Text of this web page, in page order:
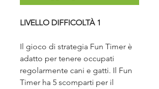
LIVELLO DIFFICOLTÀ 1
Il gioco di strategia Fun Timer è
adatto per tenere occupati
regolarmente cani e gatti. Il Fun
Timer ha 5 scomparti per il